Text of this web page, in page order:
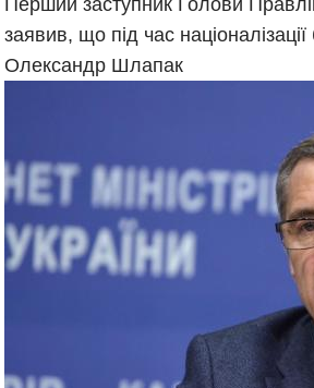
Перший заступник Голови
заявив, що під час
Олександр Шлапак